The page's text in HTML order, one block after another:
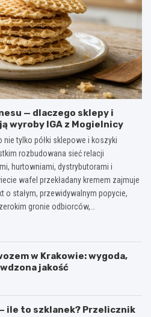
— dlaczego sklepy i
wyroby IGA z Mogielnicy
tylko półki sklepowe i koszyki
rozbudowana sieć relacji
hurtowniami, dystrybutorami i
wafel przekładany kremem zajmuje
stałym, przewidywalnym popycie,
gronie odbiorców,…
w Krakowie: wygoda,
jakość
ile to szklanek? Przelicznik